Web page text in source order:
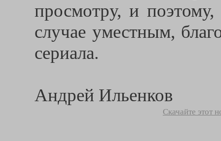
просмотру, и
случае уместным,
сериала.
Андрей Ильенков
Скачайте этот